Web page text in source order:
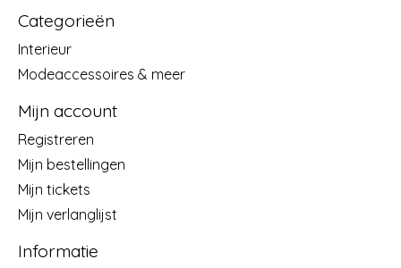
Categorieën
Interieur
Modeaccessoires & meer
Mijn account
Registreren
Mijn bestellingen
Mijn tickets
Mijn verlanglijst
Informatie